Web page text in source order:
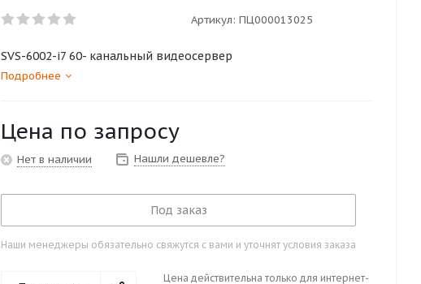
Артикул: ПЦ000013025
SVS-6002-i7 60- канальный видеосервер
Подробнее
Цена по запросу
Нет в наличии Нашли дешевле?
Под заказ
Наши менеджеры обязательно свяжутся с вами и уточнят условия заказа
Цена действительна только для интернет-